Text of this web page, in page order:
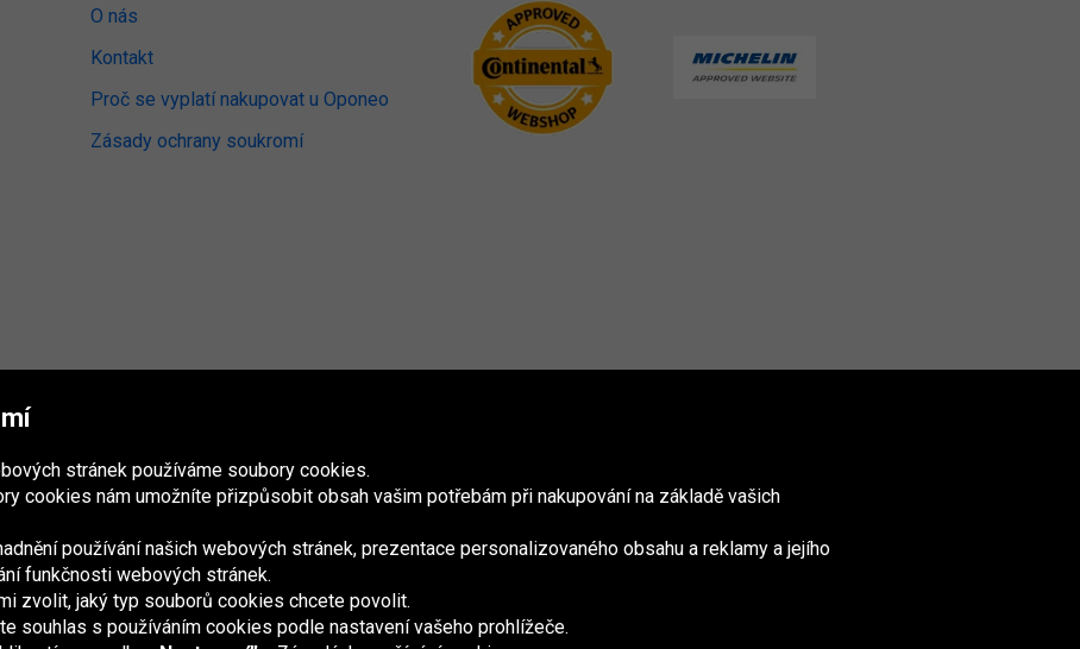
O nás
Kontakt
Proč se vyplatí nakupovat u Oponeo
Zásady ochrany soukromí
France Italia MagyarországNederland Österreich Polska
republika
Kingdom
stránek používáme soubory cookies.
cookies nám umožníte přizpůsobit obsah vašim potřebám při nakupování na základě vašich
používání našich webových stránek, prezentace personalizovaného obsahu a reklamy a jejího
funkčnosti webových stránek.
zvolit, jaký typ souborů cookies chcete povolit.
souhlas s používáním cookies podle nastavení vašeho prohlížeče.